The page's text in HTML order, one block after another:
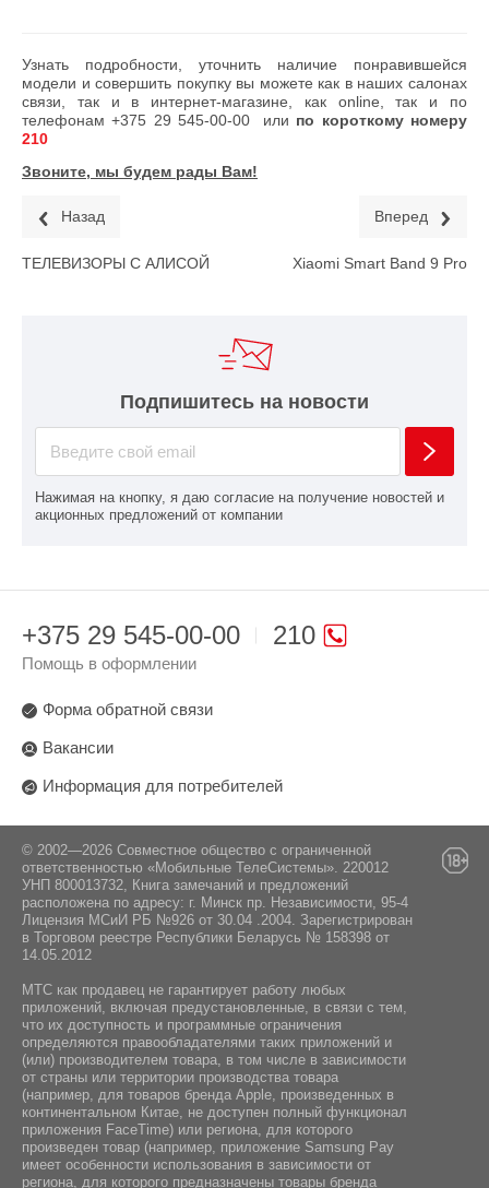
Узнать подробности, уточнить наличие понравившейся
модели и совершить покупку вы можете как в наших салонах
связи, так и в интернет-магазине, как online, так и по
телефонам+375 29 545-00-00 или по короткому номеру
210
Звоните, мы будем рады Вам!
Назад
ТЕЛЕВИЗОРЫ С АЛИСОЙ
Вперед
Xiaomi Smart Band 9 Pro
Подпишитесь на новости
Нажимая на кнопку, я даю согласие на получение новостей и
акционных предложений от компании
210
+375 29 545-00-00
Помощь в оформлении
Форма обратной связи
Вакансии
Информация для потребителей
© 2002—2026 Совместное общество с ограниченной
ответственностью «Мобильные ТелеСистемы». 220012
УНП 800013732, Книга замечаний и предложений
расположена по адресу: г. Минск пр. Независимости, 95-4
Лицензия МСиИ РБ №926 от 30.04 .2004. Зарегистрирован
в Торговом реестре Республики Беларусь № 158398 от
14.05.2012
МТС как продавец не гарантирует работу любых
приложений, включая предустановленные, в связи с тем,
что их доступность и программные ограничения
определяются правообладателями таких приложений и
(или) производителем товара, в том числе в зависимости
от страны или территории производства товара
(например, для товаров бренда Apple, произведенных в
континентальном Китае, не доступен полный функционал
приложения FaceTime) или региона, для которого
произведен товар (например, приложение Samsung Pay
имеет особенности использования в зависимости от
региона, для которого предназначены товары бренда